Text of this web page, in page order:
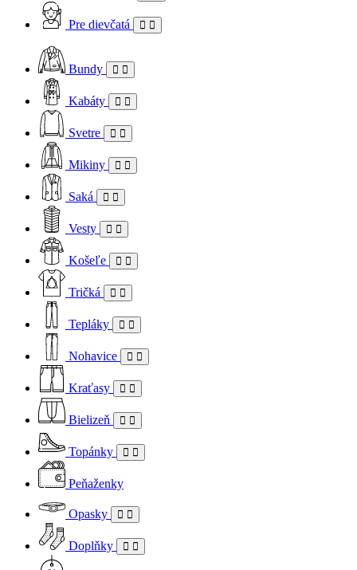
Pre dievčatá
Bundy
Kabáty
Svetre
Mikiny
Saká
Vesty
Košeľe
Tričká
Tepláky
Nohavice
Kraťasy
Bielizeň
Topánky
Peňaženky
Opasky
Doplňky